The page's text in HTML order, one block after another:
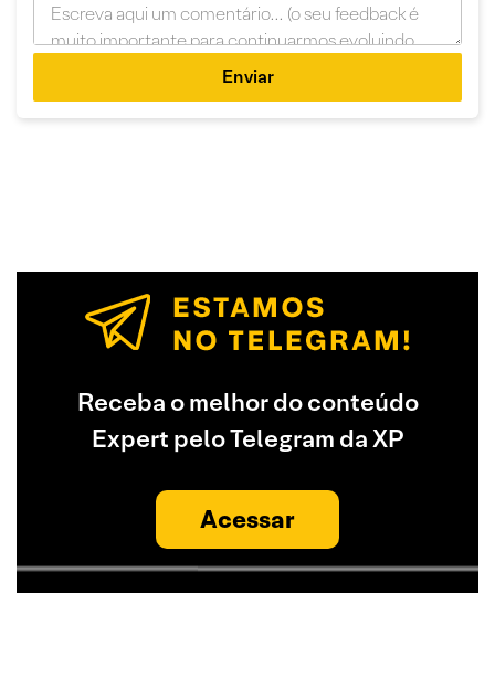
Enviar
Receba o melhor do conteúdo
Expert pelo Telegram da XP
Acessar